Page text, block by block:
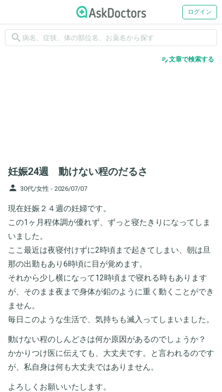
ログイン
search
edit_note文章で検索する
妊娠24週 動けない程のだるさ
person 30代/女性 - 2026/07/07
現在妊娠２４週の妊婦です。
この1ヶ月程体調が優れず、ずっと寝たきりになってしま
いました。
ここ最近は夜寝付けずに2時頃まで起きてしまい、朝は旦
那の出勤もあり6時頃に目が覚めます。
それから少し横になって12時頃まで寝れる時もあります
が、そのまま夜まで身体が鉛のように重く動くことができ
ません。
毎日このような生活で、気持ちも滅入ってしまいました。
動けない程のしんどさは何か原因があるのでしょうか？
かかりつけ医に伝えても、大丈夫です。と言われるのです
が、私自身は何も大丈夫ではありません。
よろしくお願いいたします。